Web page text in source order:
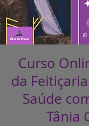
Curso
da
Saúde
Tânia